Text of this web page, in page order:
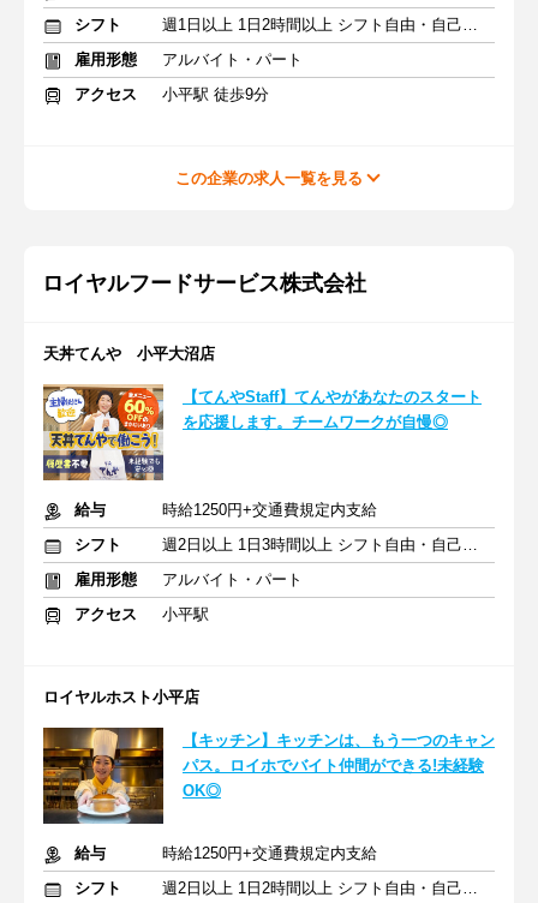
シフト
週1日以上 1日2時間以上 シフト自由・自己申告
雇用形態
アルバイト・パート
アクセス
小平駅 徒歩9分
この企業の求人一覧を見る
ロイヤルフードサービス株式会社
天丼てんや 小平大沼店
【てんやStaff】てんやがあなたのスタート
を応援します。チームワークが自慢◎
給与
時給1250円+交通費規定内支給
シフト
週2日以上 1日3時間以上 シフト自由・自己申告
雇用形態
アルバイト・パート
アクセス
小平駅
ロイヤルホスト小平店
【キッチン】キッチンは、もう一つのキャン
パス。ロイホでバイト仲間ができる!未経験
OK◎
給与
時給1250円+交通費規定内支給
シフト
週2日以上 1日2時間以上 シフト自由・自己申告